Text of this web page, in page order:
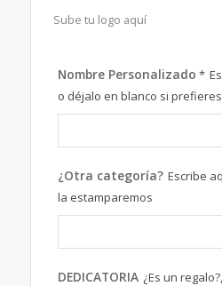
Sube tu logo aquí
Nombre Personalizado *
o déjalo en blanco si
¿Otra categoría? Escribe
la estamparemos
DEDICATORIA ¿Es un